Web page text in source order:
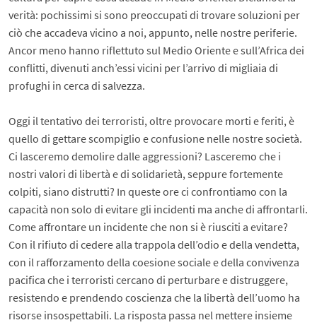
verità: pochissimi si sono preoccupati di trovare soluzioni per
ciò che accadeva vicino a noi, appunto, nelle nostre periferie.
Ancor meno hanno riflettuto sul Medio Oriente e sull’Africa dei
conflitti, divenuti anch’essi vicini per l’arrivo di migliaia di
profughi in cerca di salvezza.
Oggi il tentativo dei terroristi, oltre provocare morti e feriti, è
quello di gettare scompiglio e confusione nelle nostre società.
Ci lasceremo demolire dalle aggressioni? Lasceremo che i
nostri valori di libertà e di solidarietà, seppure fortemente
colpiti, siano distrutti? In queste ore ci confrontiamo con la
capacità non solo di evitare gli incidenti ma anche di affrontarli.
Come affrontare un incidente che non si è riusciti a evitare?
Con il rifiuto di cedere alla trappola dell’odio e della vendetta,
con il rafforzamento della coesione sociale e della convivenza
pacifica che i terroristi cercano di perturbare e distruggere,
resistendo e prendendo coscienza che la libertà dell’uomo ha
risorse insospettabili. La risposta passa nel mettere insieme